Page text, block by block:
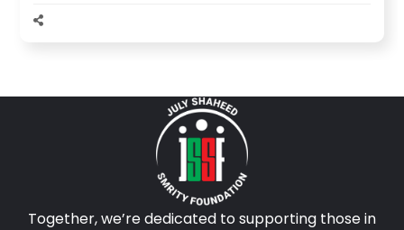
Together, we’re dedicated to supporting those in